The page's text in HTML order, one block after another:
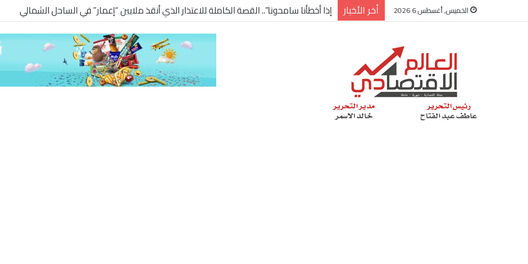
الخميس, أغسطس 6 2026 أخر الأخبار شركة “Scope Developments” تعلن تولي أحمد كمال عيسى منصب الرئيس التنفيذي للقطاع التجاري